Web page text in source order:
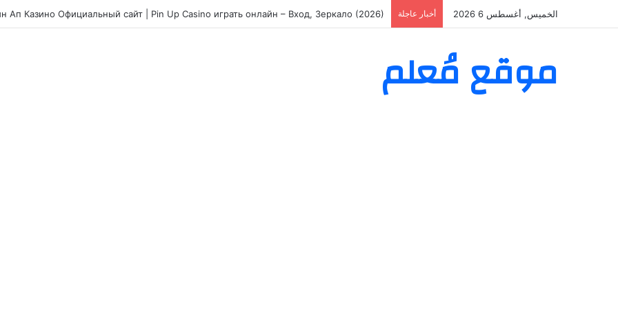
الخميس, أغسطس 6 2026 أخبار عاجلة com o chicken road slot e estratégias para ultrapassar os obstáculos com sucesso
موقع مُعلم